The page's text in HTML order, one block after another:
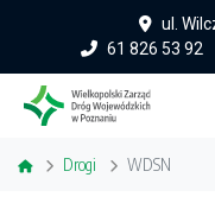
ul.
61 826 53 92
Drogi WDSN